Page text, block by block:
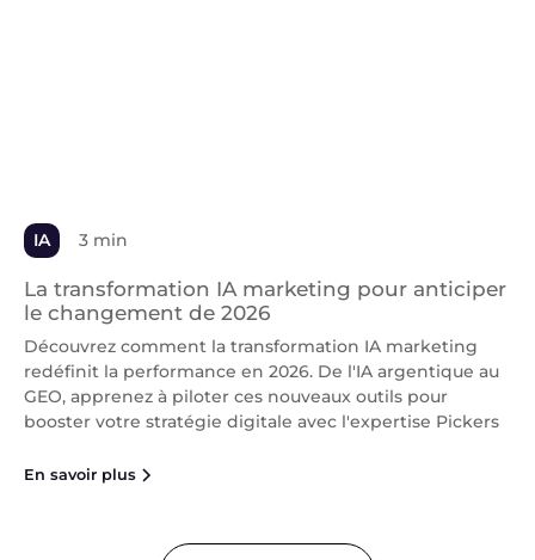
IA 3 min
La transformation IA marketing pour anticiper
le changement de 2026
Découvrez comment la transformation IA marketing
redéfinit la performance en 2026. De l'IA argentique au
GEO, apprenez à piloter ces nouveaux outils pour
booster votre stratégie digitale avec l'expertise Pickers
En savoir plus